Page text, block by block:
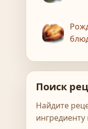
Поиск
Найдите
ингредиенту